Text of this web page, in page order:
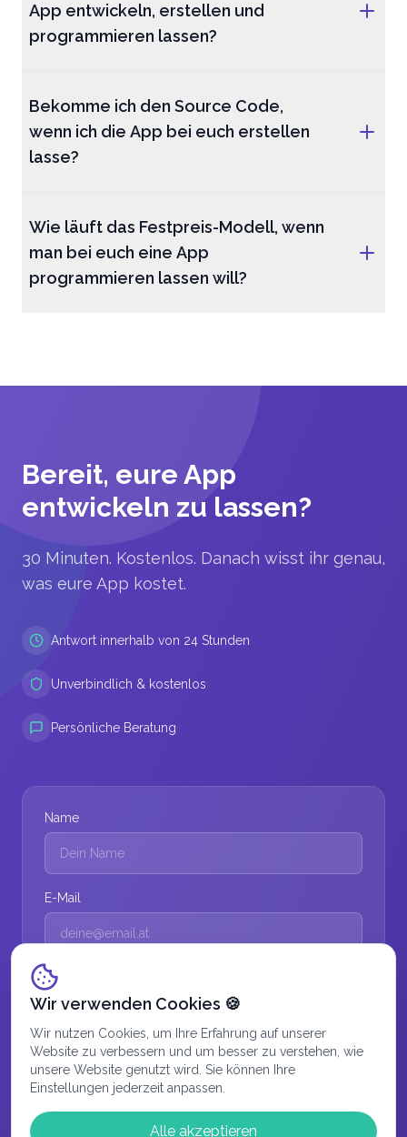
App entwickeln, erstellen und
programmieren lassen?
Bekomme ich den Source Code,
wenn ich die App bei euch erstellen
lasse?
Wie läuft das Festpreis-Modell, wenn
man bei euch eine App
programmieren lassen will?
Bereit, eure App
entwickeln zu lassen?
30 Minuten. Kostenlos. Danach wisst ihr genau,
was eure App kostet.
Antwort innerhalb von 24 Stunden
Unverbindlich & kostenlos
Persönliche Beratung
Name
E-Mail
Nachricht
Wir verwenden Cookies 🍪
Wir nutzen Cookies, um Ihre Erfahrung auf unserer
Website zu verbessern und um besser zu verstehen, wie
unsere Website genutzt wird. Sie können Ihre
Einstellungen jederzeit anpassen.
Alle akzeptieren